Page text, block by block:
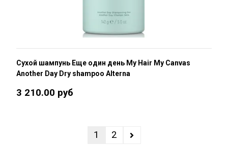
Сухой шампунь Еще один день My Hair My Canvas
Another Day Dry shampoo Alterna
3 210.00 руб
1 2